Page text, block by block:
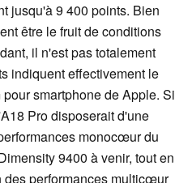
jusqu'à 9 400 points. Bien
être le fruit de conditions
il n'est pas totalement
indiquent effectivement le
smartphone de Apple. Si
Pro disposerait d'une
monocœur du
9400 à venir, tout en
des performances multicœur